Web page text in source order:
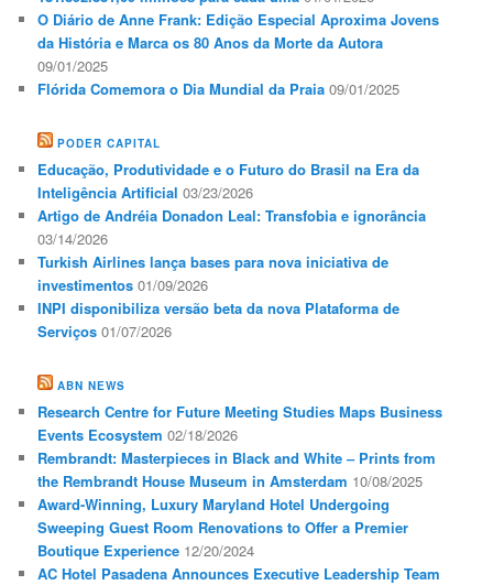
O Diário de Anne Frank: Edição Especial Aproxima Jovens
da História e Marca os 80 Anos da Morte da Autora
09/01/2025
Flórida Comemora o Dia Mundial da Praia 09/01/2025
PODER CAPITAL
Educação, Produtividade e o Futuro do Brasil na Era da
Inteligência Artificial 03/23/2026
Artigo de Andréia Donadon Leal: Transfobia e ignorância
03/14/2026
Turkish Airlines lança bases para nova iniciativa de
investimentos 01/09/2026
INPI disponibiliza versão beta da nova Plataforma de
Serviços 01/07/2026
ABN NEWS
Research Centre for Future Meeting Studies Maps Business
Events Ecosystem 02/18/2026
Rembrandt: Masterpieces in Black and White ‒ Prints from
the Rembrandt House Museum in Amsterdam 10/08/2025
Award-Winning, Luxury Maryland Hotel Undergoing
Sweeping Guest Room Renovations to Offer a Premier
Boutique Experience 12/20/2024
AC Hotel Pasadena Announces Executive Leadership Team